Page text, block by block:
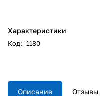
Характеристики
Код: 1180
Описание Отзывы